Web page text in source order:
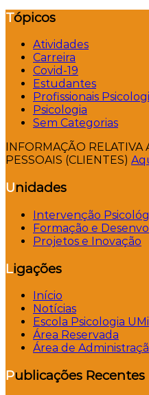
Tópicos
Atividades
Carreira
Covid-19
Estudantes
Profissionais
Psicologia
Sem Categorias
INFORMAÇÃO
PESSOAIS (CLIENTES)
Unidades
Intervenção
Formação e
Projetos e Inovação
Ligações
Início
Notícias
Escola Psicologia
Área Reservada
Área de
Publicações Recentes